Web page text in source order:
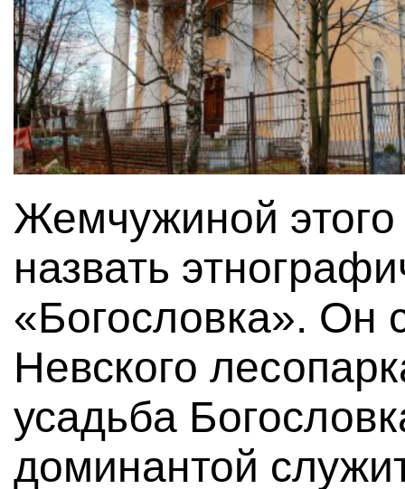
Жемчужиной
назвать
«Богословка». Он
Невского
усадьба
доминантой